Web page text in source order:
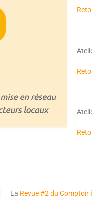
La Revue #2 du Comptoir